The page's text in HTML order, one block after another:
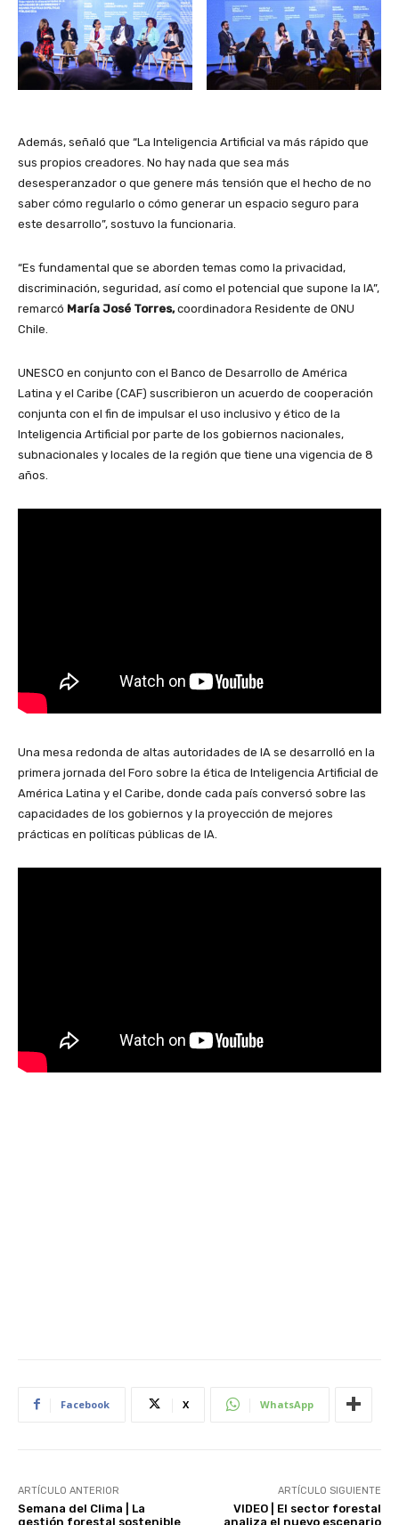
Además, señaló que “La Inteligencia Artificial va más rápido que
sus propios creadores. No hay nada que sea más
desesperanzador o que genere más tensión que el hecho de no
saber cómo regularlo o cómo generar un espacio seguro para
este desarrollo”, sostuvo la funcionaria.
“Es fundamental que se aborden temas como la privacidad,
discriminación, seguridad, así como el potencial que supone la IA”,
remarcó María José Torres,coordinadora Residente de ONU
Chile.
UNESCO en conjunto con el Banco de Desarrollo de América
Latina y el Caribe (CAF) suscribieron un acuerdo de cooperación
conjunta con el fin de impulsar el uso inclusivo y ético de la
Inteligencia Artificial por parte de los gobiernos nacionales,
subnacionales y locales de la región que tiene una vigencia de 8
años.
Una mesa redonda de altas autoridades de IA se desarrolló en la
primera jornada del Foro sobre la ética de Inteligencia Artificial de
América Latina y el Caribe, donde cada país conversó sobre las
capacidades de los gobiernos y la proyección de mejores
prácticas en políticas públicas de IA.
Facebook X WhatsApp
ARTÍCULO ANTERIOR
Semana del Clima | La
gestión forestal sostenible
ARTÍCULO SIGUIENTE
VIDEO | El sector forestal
analiza el nuevo escenario